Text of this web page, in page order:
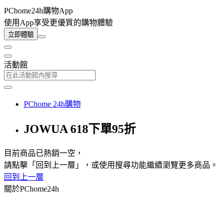
PChome24h購物App
使用App享受更優質的購物體驗
立即體驗
活動館
PChome 24h購物
JOWUA 618下單95折
目前商品已熱銷一空，
請點擊「回到上一層」，或使用搜尋功能繼續瀏覽更多商品。
回到上一層
關於PChome24h